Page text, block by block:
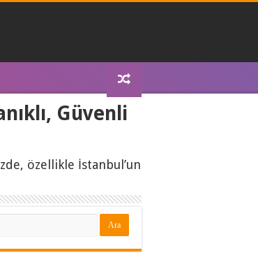
Güvenli
özellikle İstanbul’un